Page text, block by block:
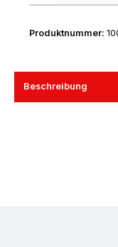
Produktnummer:
Beschreibung